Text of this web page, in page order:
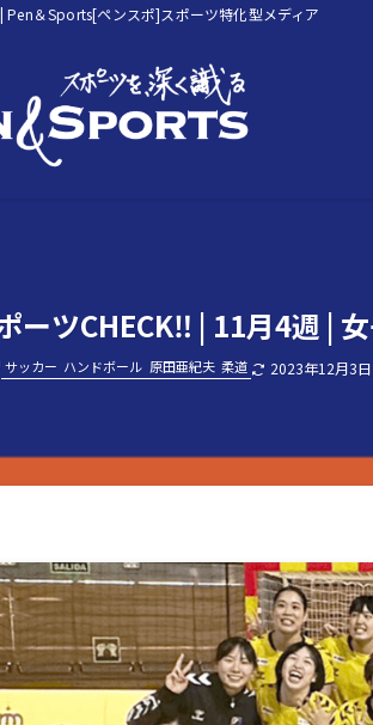
Pen＆Sports[ペンスポ]スポーツ特化型メディア
ーツCHECK‼ | 11月4週 |
サッカー ハンドボール 原田亜紀夫 柔道 2023年12月3日